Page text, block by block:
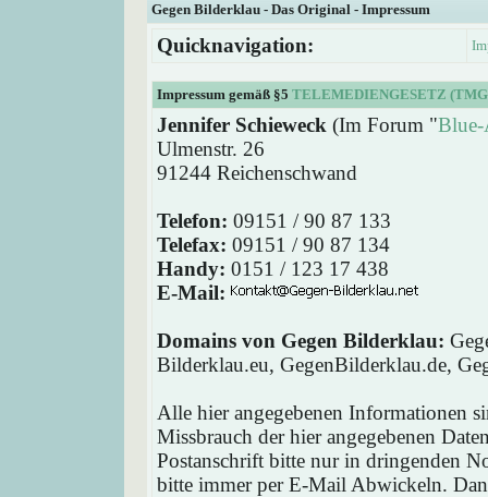
Gegen Bilderklau - Das Original - Impressum
Quicknavigation:
Impressum gemäß §5 TELEMEDIENGESETZ
Jennifer Schieweck (Im Forum "
Ulmenstr. 26
91244 Reichenschwand
Telefon: 09151 / 90 87 133
Telefax: 09151 / 90 87 134
Handy: 0151 / 123 17 438
E-Mail:
Domains von Gegen Bilderklau:
Bilderklau.eu, GegenBilderklau.de,
Alle hier angegebenen Informationen
Missbrauch der hier angegebenen
Postanschrift bitte nur in dringenden
bitte immer per E-Mail Abwickeln.